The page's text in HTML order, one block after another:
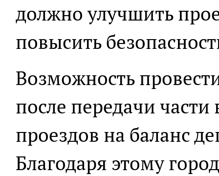
должно улучшить
повысить
Возможность
после передачи
проездов на баланс
Благодаря этому